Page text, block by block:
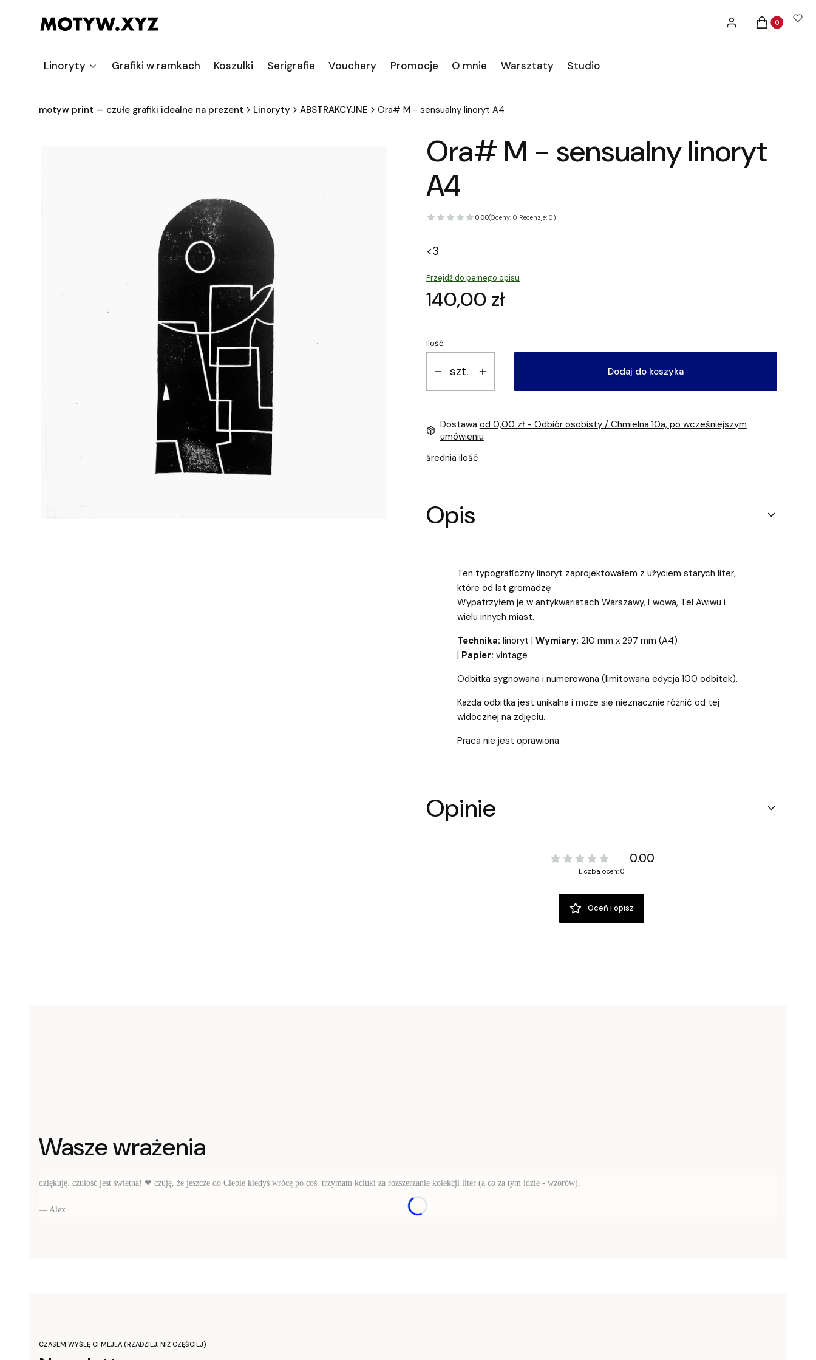
Zaloguj sięProdukty w
Koszyk
Linoryty Grafiki w ramkach Koszulki Serigrafie Vouchery Promocje O mnie Warsztaty Studio
motyw print — czułe grafiki idealne na prezent Linoryty ABSTRAKCYJNE Ora# M - sensualny linoryt A4
Ora# M - sensualny linoryt
A4
0.00(Oceny: 0 Recenzje: 0)
<3
Przejdź do pełnego opisu
Cena
140,00 zł
Ilość
szt. Dodaj do koszyka
Dostawa od 0,00 zł - Odbiór osobisty / Chmielna 10a, po wcześniejszym
umówieniu
średnia ilość
Opis
Ten typograficzny linoryt zaprojektowałem z użyciem starych liter,
które od lat gromadzę.
Wypatrzyłem je w antykwariatach Warszawy, Lwowa, Tel Awiwu i
wielu innych miast.
Technika: linoryt | Wymiary: 210 mm x 297 mm (A4)
| Papier: vintage
Odbitka sygnowana i numerowana (limitowana edycja 100 odbitek).
Każda odbitka jest unikalna i może się nieznacznie różnić od tej
widocznej na zdjęciu.
Praca nie jest oprawiona.
Opinie
0.00
Liczba ocen: 0
Oceń i opisz
Wasze wrażenia
dziękuję. czułość jest świetna! ❤ czuję, że jeszcze do Ciebie kiedyś wrócę po coś. trzymam kciuki za rozszerzanie kolekcji liter (a co za tym idzie - wzorów).
— Alex
CZASEM WYŚLĘ CI MEJLA (RZADZIEJ, NIŻ CZĘŚCIEJ)